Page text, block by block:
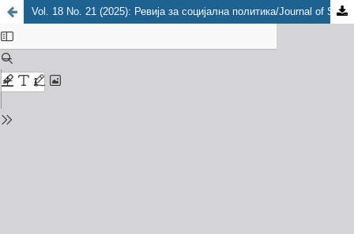
Vol. 18 No. 21 (2025): Ревија за социјална политика/Journal of Social Policy